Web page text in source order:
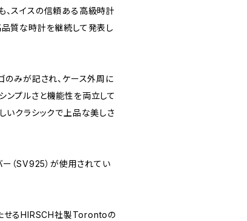
、スイスの信頼ある高級時計
品質な時計を継続して発表し
みが記され、ケース外周に
ンプルさと機能性を両立して
いクラシックで上品な美しさ
（SV925）が使用されてい
せるHIRSCH社製Torontoの